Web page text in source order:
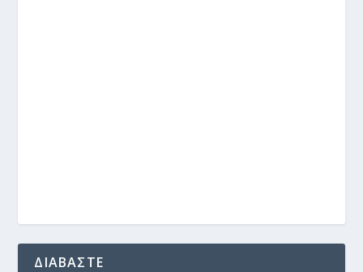
ΔΙΑΒΑΣΤΕ